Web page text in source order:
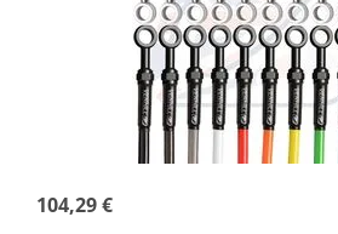
104,29 €